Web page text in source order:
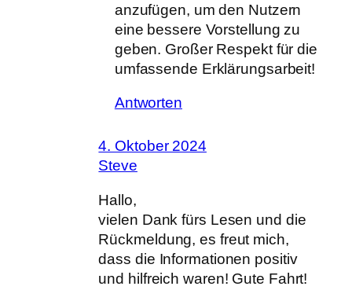
anzufügen, um den Nutzern
eine bessere Vorstellung zu
geben. Großer Respekt für die
umfassende Erklärungsarbeit!
Antworten
4. Oktober 2024
Steve
Hallo,
vielen Dank fürs Lesen und die
Rückmeldung, es freut mich,
dass die Informationen positiv
und hilfreich waren! Gute Fahrt!